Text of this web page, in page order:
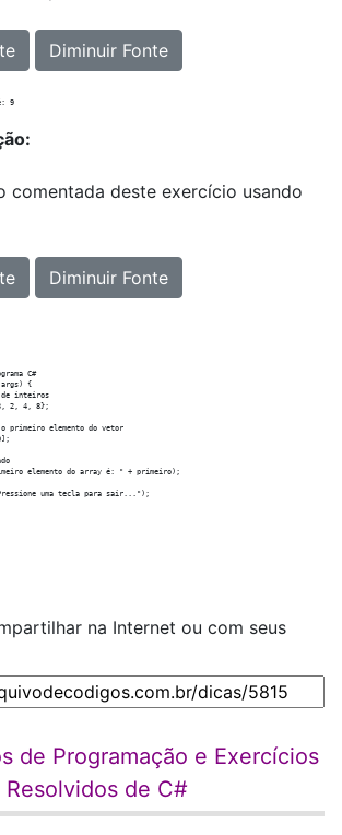
Diminuir Fonte
comentada deste exercício usando
Diminuir Fonte
C#
{
inteiros
2, 4, 8};
primeiro elemento do vetor
elemento do array é: " + primeiro);
uma tecla para sair...");
na Internet ou com seus
de Programação e Exercícios
de C#